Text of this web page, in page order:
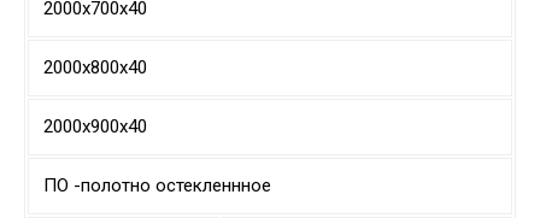
2000х700х40
2000х800х40
2000х900х40
ПО -полотно остекленнное